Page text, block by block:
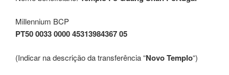
Millennium BCP
PT50 0033 0000 45313984367 05
(Indicar na descrição da transferência “Novo Templo“)